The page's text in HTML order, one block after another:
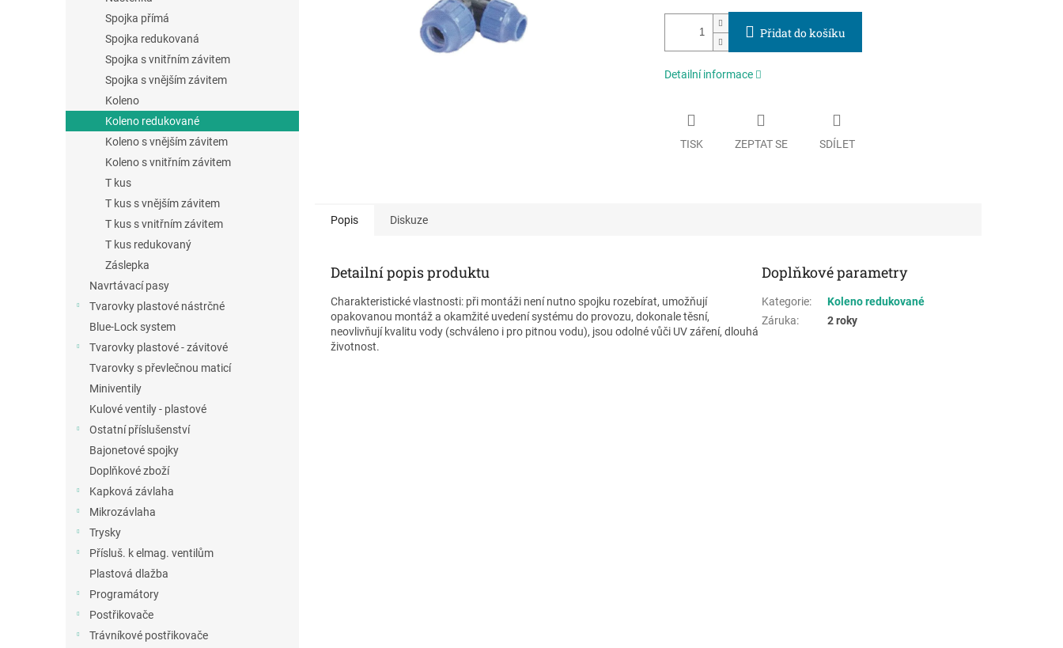
Spojka přímá
Spojka redukovaná
Spojka s vnitřním závitem
Spojka s vnějším závitem
Koleno
Koleno redukované
Koleno s vnějším závitem
Koleno s vnitřním závitem
T kus
T kus s vnějším závitem
T kus s vnitřním závitem
T kus redukovaný
Záslepka
Navrtávací pasy
Tvarovky plastové nástrčné
Blue-Lock system
Tvarovky plastové - závitové
Tvarovky s převlečnou maticí
Miniventily
Kulové ventily - plastové
Ostatní příslušenství
Bajonetové spojky
Doplňkové zboží
Kapková závlaha
Mikrozávlaha
Trysky
Přísluš. k elmag. ventilům
Plastová dlažba
Programátory
Postřikovače
Trávníkové postřikovače
Přidat do košíku
Detailní informace
TISK ZEPTAT SE SDÍLET
Popis Diskuze
Detailní popis produktu
Charakteristické vlastnosti: při montáži není nutno spojku rozebírat, umožňují
opakovanou montáž a okamžité uvedení systému do provozu, dokonale těsní,
neovlivňují kvalitu vody (schváleno i pro pitnou vodu), jsou odolné vůči UV záření, dlouhá
životnost.
Doplňkové parametry
Kategorie:
Koleno redukované
Záruka: 2 roky